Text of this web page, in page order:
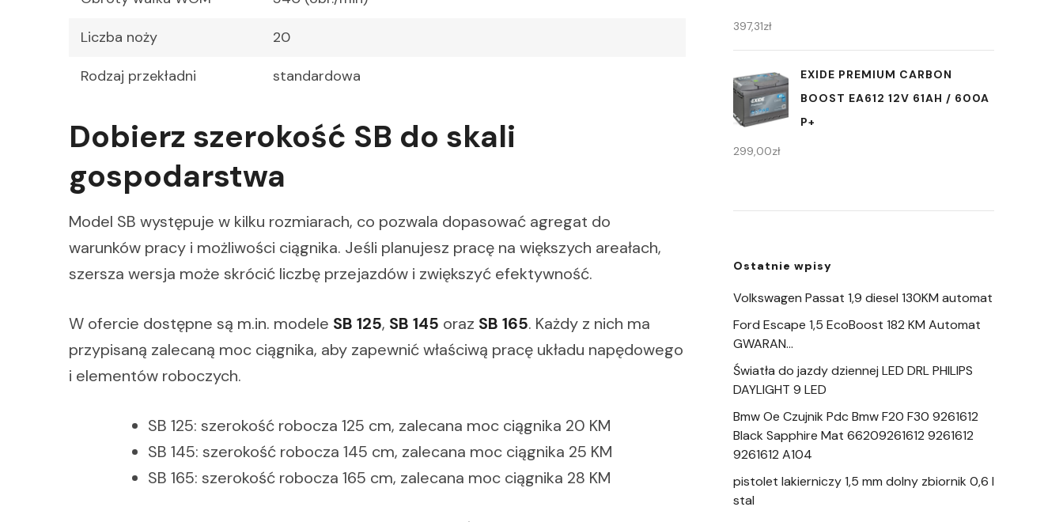
Liczba noży 20
Rodzaj przekładni standardowa
Dobierz szerokość SB do skali
gospodarstwa
Model SB występuje w kilku rozmiarach, co pozwala dopasować agregat do
warunków pracy i możliwości ciągnika. Jeśli planujesz pracę na większych areałach,
szersza wersja może skrócić liczbę przejazdów i zwiększyć efektywność.
W ofercie dostępne są m.in. modele SB 125, SB 145 oraz SB 165. Każdy z nich ma
przypisaną zalecaną moc ciągnika, aby zapewnić właściwą pracę układu napędowego
i elementów roboczych.
SB 125: szerokość robocza 125 cm, zalecana moc ciągnika 20 KM
SB 145: szerokość robocza 145 cm, zalecana moc ciągnika 25 KM
SB 165: szerokość robocza 165 cm, zalecana moc ciągnika 28 KM
397,31zł
EXIDE PREMIUM CARBON
BOOST EA612 12V 61AH / 600A
P+
299,00zł
Ostatnie wpisy
Volkswagen Passat 1,9 diesel 130KM automat
Ford Escape 1,5 EcoBoost 182 KM Automat
GWARAN…
Światła do jazdy dziennej LED DRL PHILIPS
DAYLIGHT 9 LED
Bmw Oe Czujnik Pdc Bmw F20 F30 9261612
Black Sapphire Mat 66209261612 9261612
9261612 A104
pistolet lakierniczy 1,5 mm dolny zbiornik 0,6 l
stal